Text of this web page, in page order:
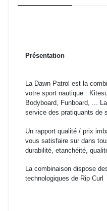
Présentation
La Dawn Patrol est la
votre sport nautique :
Bodyboard, Funboard, ...
service des pratiquants de
Un rapport qualité / prix
vous satisfaire sur dans
durabilité, etanchéité,
La combinaison dispose
technologiques de Rip Curl